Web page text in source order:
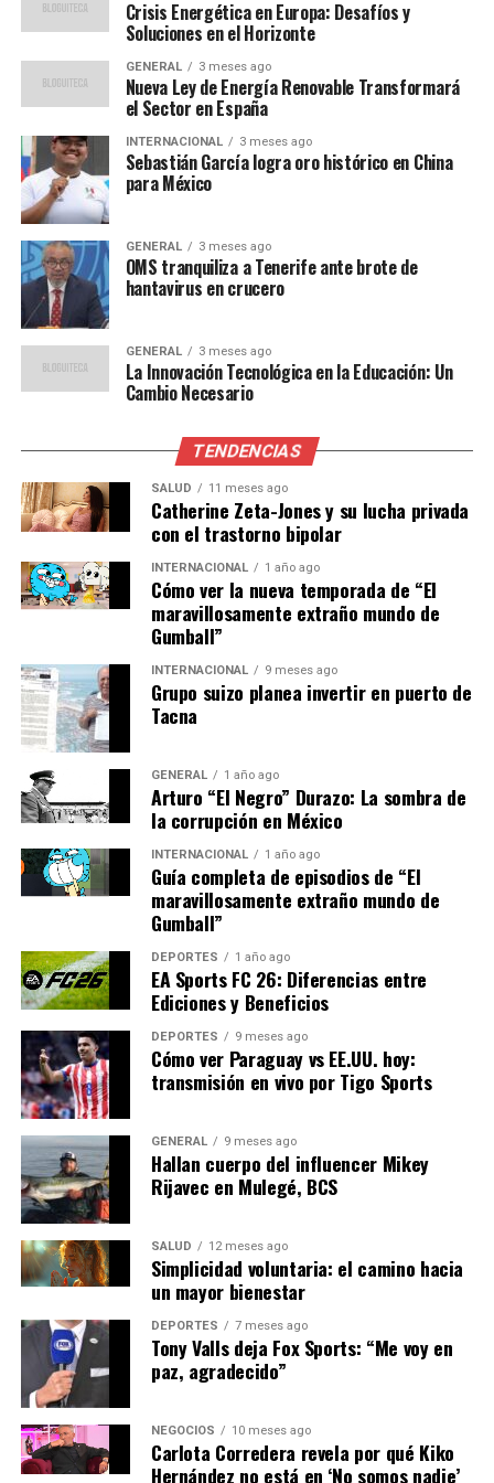
Expertos en energía han elogiado la iniciativa,
destacando su importancia no solo para España, sino
también como un modelo para otros países. Juan Pérez,
investigador en energías renovables, afirmó que “la
planta solar Sol de Andalucía es un ejemplo de cómo las
inversiones en energía limpia pueden impulsar tanto la
economía como la transición energética.”
“Este tipo de proyectos son
esenciales para cumplir
con los compromisos del
Acuerdo de París y mitigar
los efectos del cambio
climático,” agregó Pérez.
Además, la planta incorpora tecnología de última
generación que maximiza la eficiencia de la captación
solar, un aspecto que ha sido fundamental para atraer
inversiones internacionales.
Implicaciones Futuras
La puesta en marcha de la planta solar no solo tiene
implicaciones ambientales, sino también geopolíticas y
económicas. Con la creciente demanda de energía
limpia, España se posiciona como un líder en el mercado
europeo de energías renovables, lo que podría
fortalecer su influencia en la política energética de la
región.
Además, el éxito de este proyecto podría incentivar a
otras regiones a seguir el ejemplo, acelerando la
transición hacia un sistema energético más sostenible a
nivel global. A largo plazo, se espera que estas iniciativas
contribuyan a una reducción significativa de los costos
de energía, beneficiando tanto a consumidores como a
empresas.
Próximos Pasos
El gobierno español planea continuar con la expansión
de su infraestructura de energías renovables, con varios
proyectos adicionales en fase de planificación. La meta
es no solo aumentar la capacidad de generación, sino
también mejorar la infraestructura de almacenamiento
y distribución para garantizar un suministro estable y
eficiente.
En conclusión, la inauguración de la planta solar Sol de
Andalucía representa un hito en el camino hacia un
futuro energético sostenible. Con el apoyo continuo del
gobierno y el sector privado, España está bien
posicionada para liderar la transición hacia un mundo
Crisis Energética en Europa: Desafíos y
Soluciones en el Horizonte
GENERAL 3 meses ago
Nueva Ley de Energía Renovable Transformará
el Sector en España
INTERNACIONAL 3 meses ago
Sebastián García logra oro histórico en China
para México
GENERAL 3 meses ago
OMS tranquiliza a Tenerife ante brote de
hantavirus en crucero
GENERAL 3 meses ago
La Innovación Tecnológica en la Educación: Un
Cambio Necesario
TENDENCIAS
SALUD 11 meses ago
Catherine Zeta-Jones y su lucha privada
con el trastorno bipolar
INTERNACIONAL 1 año ago
Cómo ver la nueva temporada de “El
maravillosamente extraño mundo de
Gumball”
INTERNACIONAL 9 meses ago
Grupo suizo planea invertir en puerto de
Tacna
GENERAL 1 año ago
Arturo “El Negro” Durazo: La sombra de
la corrupción en México
INTERNACIONAL 1 año ago
Guía completa de episodios de “El
maravillosamente extraño mundo de
Gumball”
DEPORTES 1 año ago
EA Sports FC 26: Diferencias entre
Ediciones y Beneficios
DEPORTES 9 meses ago
Cómo ver Paraguay vs EE.UU. hoy:
transmisión en vivo por Tigo Sports
GENERAL 9 meses ago
Hallan cuerpo del influencer Mikey
Rijavec en Mulegé, BCS
SALUD 12 meses ago
Simplicidad voluntaria: el camino hacia
un mayor bienestar
DEPORTES 7 meses ago
Tony Valls deja Fox Sports: “Me voy en
paz, agradecido”
NEGOCIOS 10 meses ago
Carlota Corredera revela por qué Kiko
Hernández no está en ‘No somos nadie’